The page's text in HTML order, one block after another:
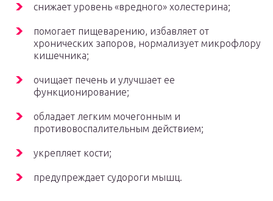
снижает уровень «вредного» холестерина;
помогает пищеварению, избавляет от
хронических запоров, нормализует микрофлору
кишечника;
очищает печень и улучшает ее
функционирование;
обладает легким мочегонным и
противовоспалительным действием;
укрепляет кости;
предупреждает судороги мышц.